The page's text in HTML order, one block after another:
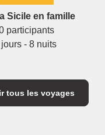
Sicile en famille
participants
- 8 nuits
tous les voyages